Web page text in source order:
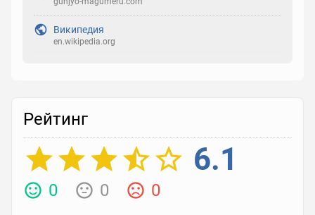
Википедия
en.wikipedia.org
Рейтинг
6.1
0 0 0